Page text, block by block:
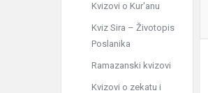
Kvizovi o Kur'anu
Kviz Sira – Životopis
Poslanika
Ramazanski kvizovi
Kvizovi o zekatu i